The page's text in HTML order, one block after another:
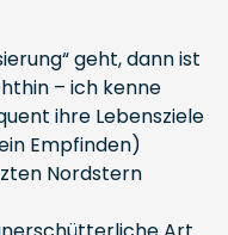
geht, dann ist
– ich kenne
ihre Lebensziele
Empfinden)
Nordstern